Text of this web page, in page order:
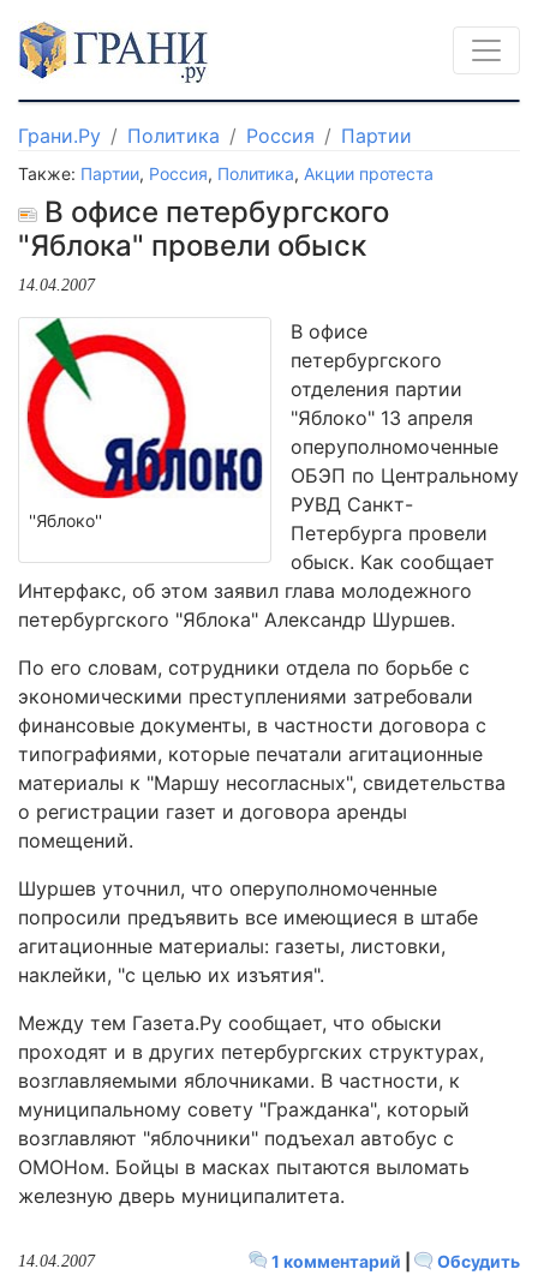
Грани.Ру Политика Россия Партии
Также: Партии, Россия, Политика, Акции протеста
В офисе петербургского
"Яблока" провели обыск
14.04.2007
''Яблоко''
В офисе
петербургского
отделения партии
"Яблоко" 13 апреля
оперуполномоченные
ОБЭП по Центральному
РУВД Санкт-
Петербурга провели
обыск. Как сообщает
Интерфакс, об этом заявил глава молодежного
петербургского "Яблока" Александр Шуршев.
По его словам, сотрудники отдела по борьбе с
экономическими преступлениями затребовали
финансовые документы, в частности договора с
типографиями, которые печатали агитационные
материалы к "Маршу несогласных", свидетельства
о регистрации газет и договора аренды
помещений.
Шуршев уточнил, что оперуполномоченные
попросили предъявить все имеющиеся в штабе
агитационные материалы: газеты, листовки,
наклейки, "с целью их изъятия".
Между тем Газета.Ру сообщает, что обыски
проходят и в других петербургских структурах,
возглавляемыми яблочниками. В частности, к
муниципальному совету "Гражданка", который
возглавляют "яблочники" подъехал автобус с
ОМОНом. Бойцы в масках пытаются выломать
железную дверь муниципалитета.
1 комментарий Обсудить
14.04.2007